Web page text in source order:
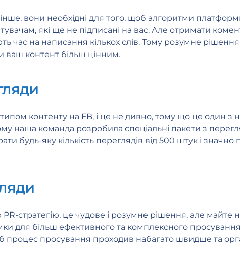
вони необхідні для того, щоб алгоритми
які ще не підписані на вас. Але отримати
час на написання кількох слів. Тому розумне рішення
ваш контент більш цінним.
контенту на FB, і це не дивно, тому що це один з
наша команда розробила спеціальні пакети з
будь-яку кількість переглядів від 500 штук і
стратегію, це чудове і розумне рішення, але майте
для більш ефективного та комплексного
процес просування проходив набагато швидше та